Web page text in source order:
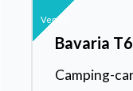
Vendu
Bavaria
Camping-